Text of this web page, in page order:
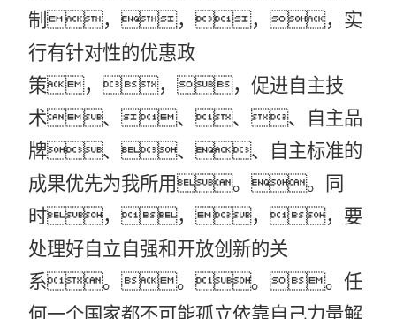
制，，，，实
行有针对性的优惠政
策，，，促进自主技
术、、、、自主品
牌、、、自主标准的
成果优先为我所用。。同
时，，，，要
处理好自立自强和开放创新的关
系。。。。任